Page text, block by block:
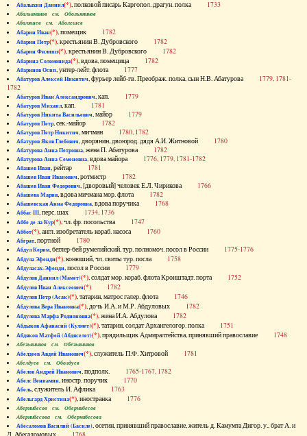
Абалыхин Даниил(*), полковой писарь Каргопол. драгун. полка 1733
Абальянинов см. Обольянинов
Абаляшев см. Аболешев
Абарин Иван(*), помещик 1782
Абарин Петр(*), крестьянин В. Дубровского 1782
Абарин Филипп(*), крестьянин В. Дубровского 1782
Абарина Соломонида(*), вдова, помещица 1782
Абаринов Осип, унтер-лейт. флота 1777
Абатуров Алексей Никитич, фурьер лейб-гв. Преображ. полка, сын Н.В. Абатурова 1779, 1781-
1782
Абатуров Иван Александрович, кап. 1779
Абатуров Михаил, кап. 1781
Абатуров Никита Васильевич, майор 1779
Абатуров Петр, сек.-майор 1782
Абатуров Петр Никитич, мичман 1780, 1782
Абатуров Яков Глебович, дворянин, двоюрод. дядя А.И. Житновой 1780
Абатурова Анна Петровна, жена П. Абатурова 1782
Абатурова Анна Семеновна, вдова майора 1776, 1779, 1781-1782
Абашев Иван, рейтар 1781
Абашев Иван Иванович, ротмистр 1782
Абашев Иван Федорович, [дворовый] человек Е.Л. Чирикова 1766
Абашева Мария, вдова мичмана мор. флота 1782
Абашевская Анна Федоровна, вдова поручика 1768
Аббас III, перс. шах 1734, 1736
Аббе де ла Кур(*), чл. фр. посольства 1747
Аббот(*), англ. изобретатель кораб. насоса 1760
Абграт, портной 1780
Абдул Керим, беглер-бей румелийский, тур. полномоч. посол в России 1775-1776
Абдула Эфенди(*), конюший, чл. свиты тур. посла 1758
Абдуласах-Эфенди, посол в России 1779
Абдулов Даниил (Мамет)(*), солдат мор. кораб. флота Кронштадт. порта 1752
Абдулов Иван Алексеевич(*) 1782
Абдулов Петр (Асак)(*), татарин, матрос галер. флота 1746
Абдулова Вера Ивановна(*), дочь И.А. и М.Р. Абдуловых 1782
Абдулова Марфа Родионовна(*), жена И.А. Абдулова 1782
Абдыков Афанасий (Кулмет)(*), татарин, солдат Архангелогор. полка 1751
Абдяков Матфей (Абдяселет)(*), прядильщик Адмиралтейства, принявший православие 1748
Абезьянинов см. Обезьянинов
Абелдеев Авдей Иванович(*), служитель П.Ф. Хитровой 1781
Абелдуев см. Оболдуев
Абелов Андрей Иванович, подполк. 1765-1767, 1782
Абелс Вениамин, иностр. поручик 1770
Абель, служитель И. Афлика 1763
Абельгард Христина(*), иностранка 1776
Абернибесов см. Обернибесов
Абернибесова см. Обернибесова
Абесаломов Василий (Басиле), осетин, принявший православие, житель д. Камумта Дигор. у., брат А. и